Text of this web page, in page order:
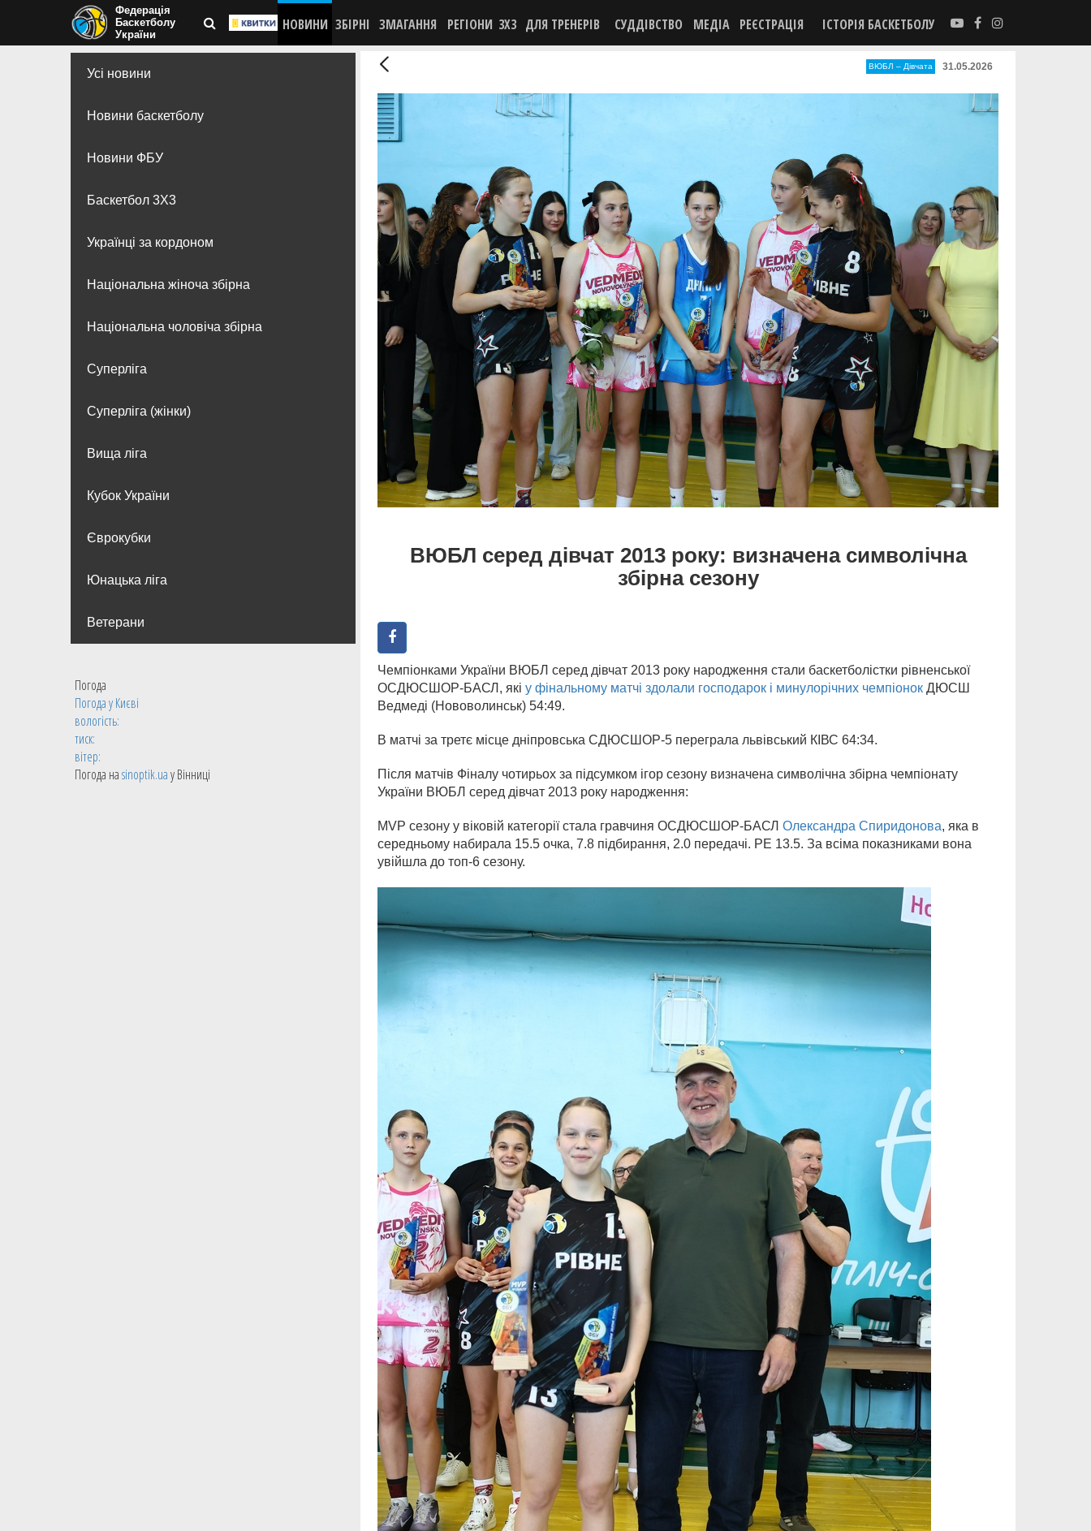
Федерація
Баскетболу
України
НОВИНИ ЗБІРНІ ЗМАГАННЯ РЕГІОНИ 3X3 ДЛЯ ТРЕНЕРІВ СУДДІВСТВО МЕДІА РЕЄСТРАЦІЯ ІСТОРІЯ БАСКЕТБОЛУ
Усі новини
Новини баскетболу
Новини ФБУ
Баскетбол 3Х3
Українці за кордоном
Національна жіноча збірна
Національна чоловіча збірна
Суперліга
Суперліга (жінки)
Вища лiга
Кубок України
Єврокубки
Юнацька ліга
Ветерани
Погода
Погода уКиєві
вологість:
тиск:
вітер:
Погода наsinoptik.uaу Вінниці
ВЮБЛ – Дiвчата 31.05.2026
ВЮБЛ серед дівчат 2013 року: визначена символічна
збірна сезону
Чемпіонками України ВЮБЛ серед дівчат 2013 року народження стали баскетболістки рівненської
ОСДЮСШОР-БАСЛ, які у фінальному матчі здолали господарок і минулорічних чемпіонок ДЮСШ
Ведмеді (Нововолинськ) 54:49.
В матчі за третє місце дніпровська СДЮСШОР-5 переграла львівський КІВС 64:34.
Після матчів Фіналу чотирьох за підсумком ігор сезону визначена символічна збірна чемпіонату
України ВЮБЛ серед дівчат 2013 року народження:
MVP сезону у віковій категорії стала гравчиня ОСДЮСШОР-БАСЛ Олександра Спиридонова, яка в
середньому набирала 15.5 очка, 7.8 підбирання, 2.0 передачі. РЕ 13.5. За всіма показниками вона
увійшла до топ-6 сезону.